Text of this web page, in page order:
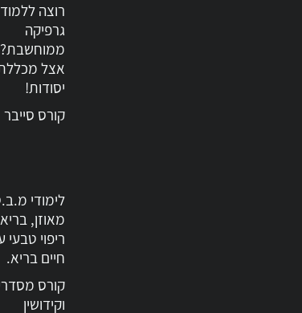
רוצה ללמוד
גרפיקה
אצל
יסודות!
קורס סייבר
לימודי
מאוזן,
ריפוי
חיים בריא.
קורס
וקידושין